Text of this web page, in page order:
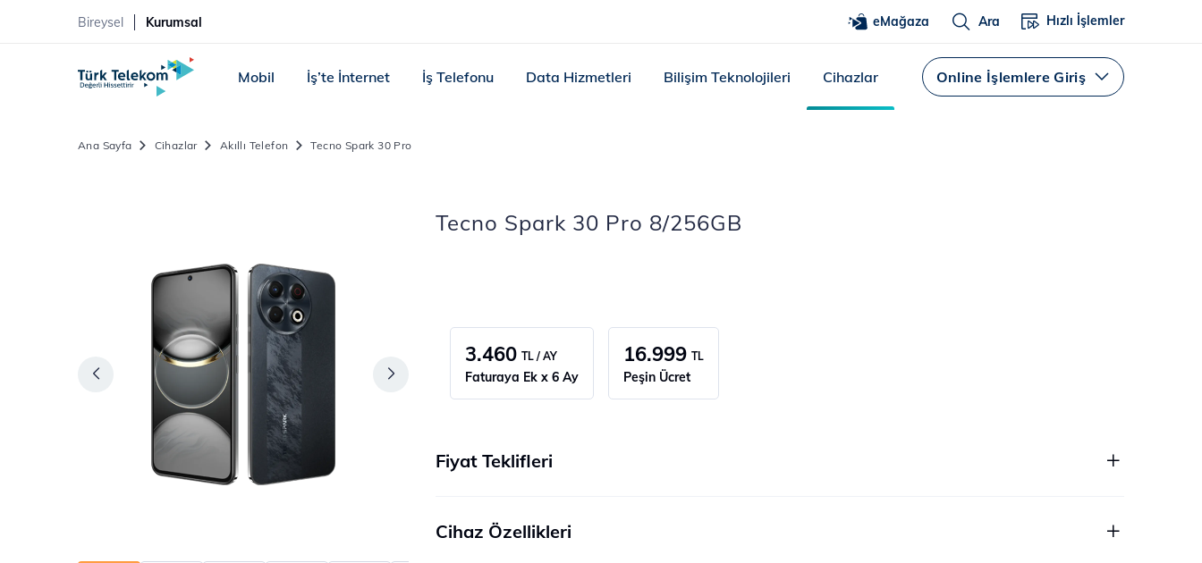
Bireysel Kurumsal eMağaza Ara Hızlı İşlemler
Mobil İş’te İnternet İş Telefonu Data Hizmetleri Bilişim Teknolojileri Cihazlar Online İşlemlere Giriş
Ana Sayfa Cihazlar Akıllı Telefon Tecno Spark 30 Pro
Tecno Spark 30 Pro 8/256GB
3.460 TL / AY
Faturaya Ek x 6 Ay
16.999 TL
Peşin Ücret
Fiyat Teklifleri
Cihaz Özellikleri